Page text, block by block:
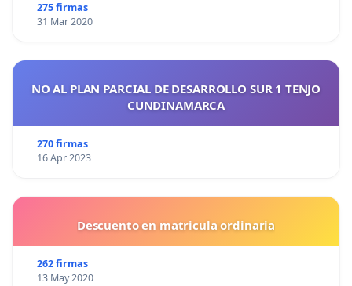
275 firmas
31 Mar 2020
NO AL PLAN PARCIAL DE DESARROLLO SUR 1 TENJO
CUNDINAMARCA
270 firmas
16 Apr 2023
Descuento en matricula ordinaria
262 firmas
13 May 2020